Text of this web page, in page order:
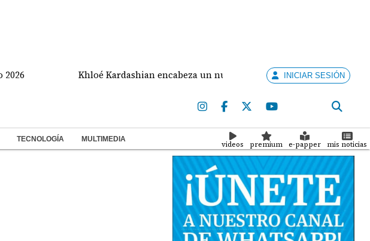
Khloé Kardashian encabeza un nuevo programa de telerrealidad enfocado
INICIAR SESIÓN
TECNOLOGÍA MULTIMEDIA
videos premium e-papper mis noticias